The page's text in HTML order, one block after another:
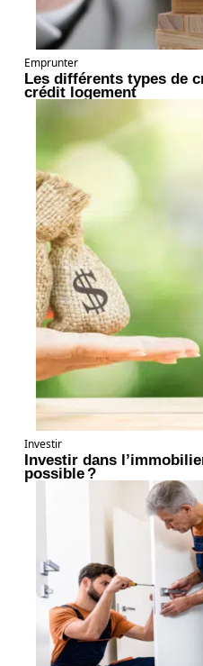
Emprunter
Les différents types de
crédit logement
Investir
Investir dans
possible ?